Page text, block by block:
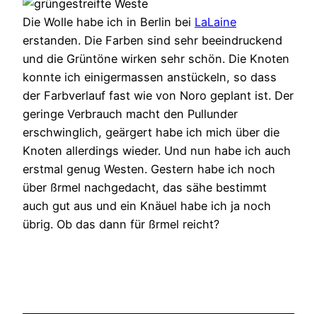
Die Wolle habe ich in Berlin bei LaLaine
erstanden. Die Farben sind sehr beeindruckend
und die Grüntöne wirken sehr schön. Die Knoten
konnte ich einigermassen anstückeln, so dass
der Farbverlauf fast wie von Noro geplant ist. Der
geringe Verbrauch macht den Pullunder
erschwinglich, geärgert habe ich mich über die
Knoten allerdings wieder. Und nun habe ich auch
erstmal genug Westen. Gestern habe ich noch
über ßrmel nachgedacht, das sähe bestimmt
auch gut aus und ein Knäuel habe ich ja noch
übrig. Ob das dann für ßrmel reicht?